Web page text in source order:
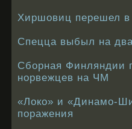
Хиршовиц перешел
Спецца выбыл на
Сборная Финляндии
норвежцев на ЧМ
«Локо» и «Динамо-
поражения